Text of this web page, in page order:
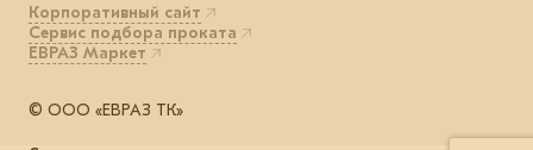
© ООО «ЕВРАЗ ТК»
Корпоративный сайт
Сервис подбора проката
ЕВРАЗ Маркет